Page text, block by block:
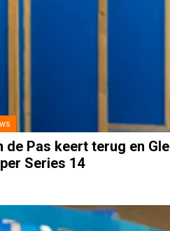
de Pas keert terug en
Series 14